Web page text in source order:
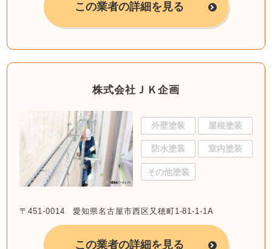
この業者の詳細を見る
株式会社ＪＫ企画
外壁塗装 屋根塗装
防水塗装 室内塗装
その他塗装
〒451-0014 愛知県名古屋市西区又穂町1-81-1-1A
この業者の詳細を見る